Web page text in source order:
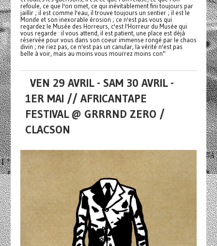
refoule, ce que l'on omet, ce qui inévitablement fini toujours par
jaillir ; il est comme l'eau, il trouve toujours un sentier ; il est le
Monde et son inexorable érosion ; ce n'est pas vous qui
regardez le Musée des Horreurs, c'est l'Horreur du Musée qui
vous regarde : il vous attend, il est patient, une place est déjà
réservée pour vous dans son coeur immense rongé par le chaos
divin ; ne riez pas, ce n'est pas un canular, la vérité n'est pas
belle à voir, mais au moins vous mourrez moins con"
VEN 29 AVRIL - SAM 30 AVRIL -
1ER MAI // AFRICANTAPE
FESTIVAL @ GRRRND ZERO /
CLACSON